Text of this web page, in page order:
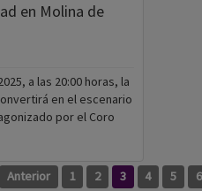
en Molina de
a las 20:00 horas, la
en el escenario
por el Coro
Anterior 1 2 3 4 5 6